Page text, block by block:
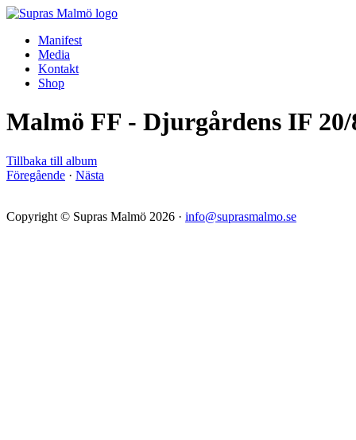
Manifest
Media
Kontakt
Shop
Malmö FF - Djurgårdens IF 20/
Tillbaka till album
Föregående · Nästa
Copyright © Supras Malmö 2026 · info@suprasmalmo.se